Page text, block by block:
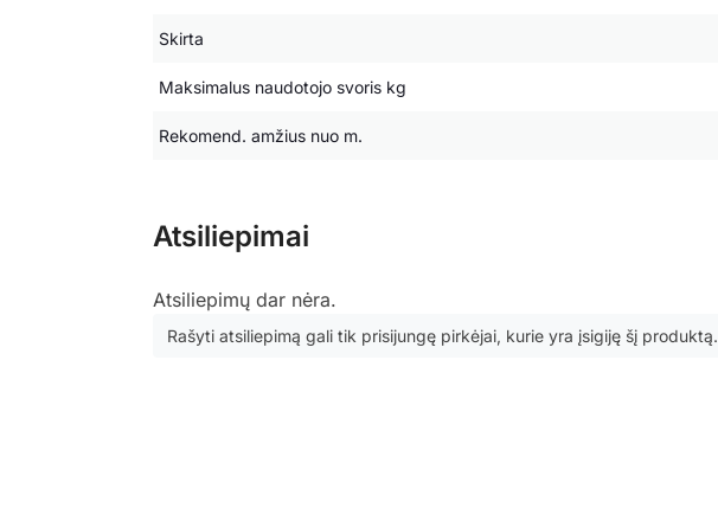
Skirta
Maksimalus naudotojo svoris kg
Rekomend. amžius nuo m.
Atsiliepimai
Atsiliepimų dar nėra.
Rašyti atsiliepimą gali tik prisijungę pirkėjai, kurie yra įsigiję šį produktą.